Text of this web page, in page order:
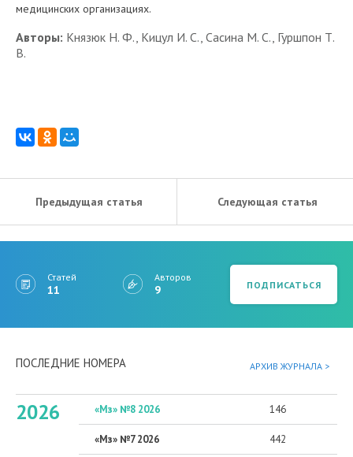
медицинских организациях.
Авторы: Князюк Н. Ф., Кицул И. С., Сасина М. С., Гуршпон Т.
В.
Предыдущая статья Следующая статья
Статей
11
Авторов
9 ПОДПИСАТЬСЯ
ПОСЛЕДНИЕ НОМЕРА АРХИВ ЖУРНАЛА >
2026 «Мз» №8 2026 146
«Мз» №7 2026 442